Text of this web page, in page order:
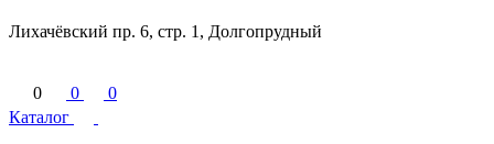
Лихачёвский пр. 6, стр. 1, Долгопрудный
0 0
0
Каталог